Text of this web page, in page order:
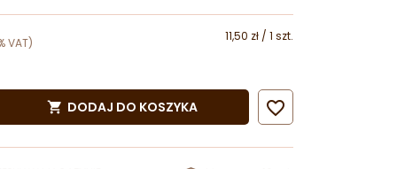
VAT) 11,50 zł / 1 szt.
 DODAJ DO KOSZYKA 